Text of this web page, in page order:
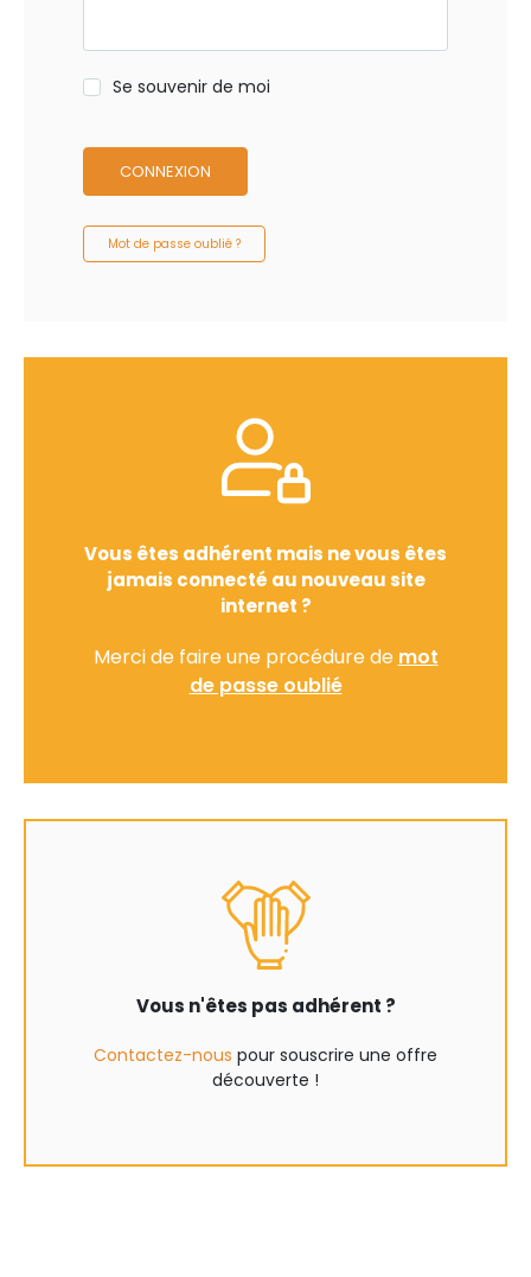
Se souvenir de moi
CONNEXION
Mot de passe oublié ?
Vous êtes adhérent mais ne vous êtes
jamais connecté au nouveau site
internet ?
Merci de faire une procédure de mot
de passe oublié
Vous n'êtes pas adhérent ?
Contactez-nous pour souscrire une offre
découverte !